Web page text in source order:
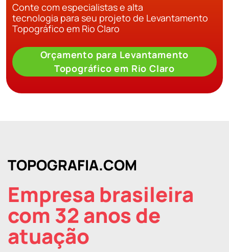
Conte com especialistas e alta
tecnologia para seu projeto de Levantamento
Topográfico em Rio Claro
Orçamento para Levantamento
Topográfico em Rio Claro
TOPOGRAFIA.COM
Empresa brasileira
com 32 anos de
atuação